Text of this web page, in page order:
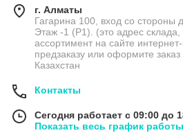
г. Алматы
Гагарина 100, вход со стороны
Этаж -1 (P1). (это адрес склада,
ассортимент на сайте
предзаказу или оформите
Казахстан
Контакты
Сегодня работает с 09:00 до
Показать весь график работы